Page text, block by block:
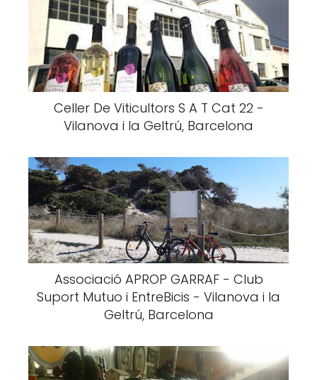
Celler De Viticultors S A T Cat 22 -
Vilanova i la Geltrú, Barcelona
Associació APROP GARRAF - Club
Suport Mutuo i EntreBicis - Vilanova i la
Geltrú, Barcelona